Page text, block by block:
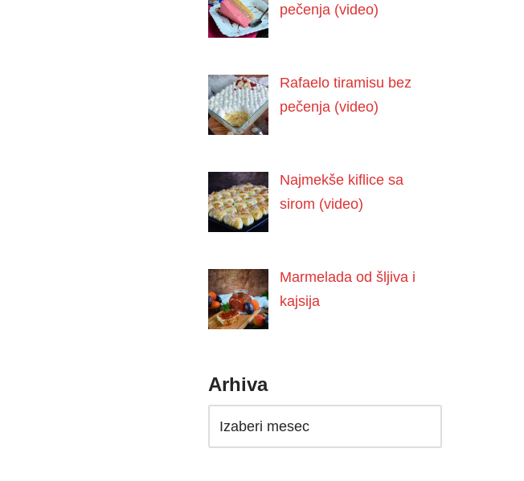
pečenja (video)
Rafaelo tiramisu bez
pečenja (video)
Najmekše kiflice sa
sirom (video)
Marmelada od šljiva i
kajsija
Arhiva